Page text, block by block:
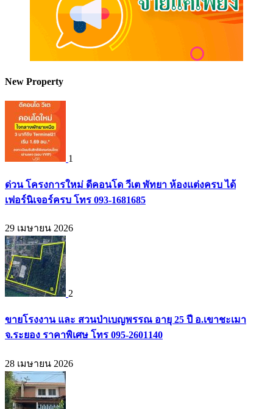
New Property
1
ด่วน โครงการใหม่ ดีคอนโด วีเต พัทยา ห้องแต่งครบ ได้
เฟอร์นิเจอร์ครบ โทร 093-1681685
29 เมษายน 2026
2
ขายโรงงาน และ สวนป่าเบญพรรณ อายุ 25 ปี อ.เขาชะเมา
จ.ระยอง ราคาพิเศษ โทร 095-2601140
28 เมษายน 2026